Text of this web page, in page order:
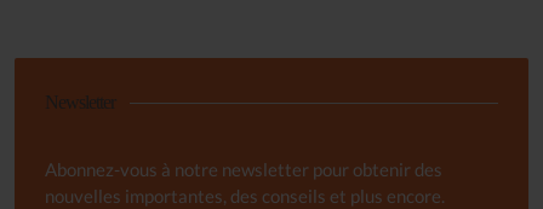
Newsletter
Abonnez-vous à notre newsletter pour obtenir des
nouvelles importantes, des conseils et plus encore.